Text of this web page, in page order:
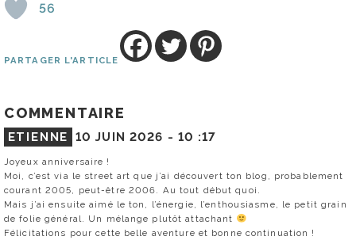
56
PARTAGER L'ARTICLE
COMMENTAIRE
ETIENNE 10 JUIN 2026 - 10 :17
Joyeux anniversaire !
Moi, c’est via le street art que j’ai découvert ton blog, probablement
courant 2005, peut-être 2006. Au tout début quoi.
Mais j’ai ensuite aimé le ton, l’énergie, l’enthousiasme, le petit grain
de folie général. Un mélange plutôt attachant
Félicitations pour cette belle aventure et bonne continuation !